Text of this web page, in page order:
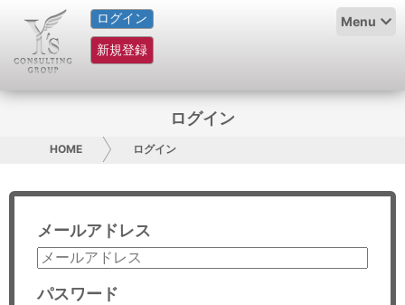
ログイン
新規登録
Menu
HOME
サービス紹介
グループ概要
採用情報
お問い合わせ
ログイン
HOME ログイン
メールアドレス
パスワード